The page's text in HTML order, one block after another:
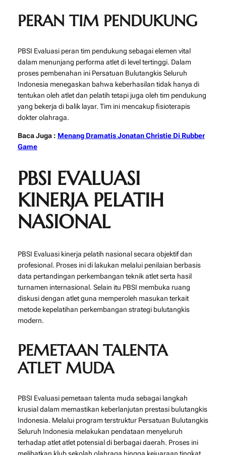
PERAN TIM PENDUKUNG
PBSI Evaluasi peran tim pendukung sebagai elemen vital
dalam menunjang performa atlet di level tertinggi. Dalam
proses pembenahan ini Persatuan Bulutangkis Seluruh
Indonesia menegaskan bahwa keberhasilan tidak hanya di
tentukan oleh atlet dan pelatih tetapi juga oleh tim pendukung
yang bekerja di balik layar. Tim ini mencakup fisioterapis
dokter olahraga.
Baca Juga : Menang Dramatis Jonatan Christie Di Rubber
Game
PBSI EVALUASI
KINERJA PELATIH
NASIONAL
PBSI Evaluasi kinerja pelatih nasional secara objektif dan
profesional. Proses ini di lakukan melalui penilaian berbasis
data pertandingan perkembangan teknik atlet serta hasil
turnamen internasional. Selain itu PBSI membuka ruang
diskusi dengan atlet guna memperoleh masukan terkait
metode kepelatihan perkembangan strategi bulutangkis
modern.
PEMETAAN TALENTA
ATLET MUDA
PBSI Evaluasi pemetaan talenta muda sebagai langkah
krusial dalam memastikan keberlanjutan prestasi bulutangkis
Indonesia. Melalui program terstruktur Persatuan Bulutangkis
Seluruh Indonesia melakukan pendataan menyeluruh
terhadap atlet atlet potensial di berbagai daerah. Proses ini